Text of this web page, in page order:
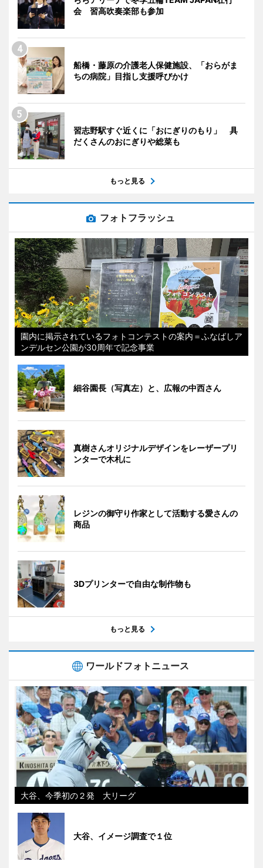
会 習高吹奏楽部も参加
船橋・藤原の介護老人保健施設、「おらがま
ちの病院」目指し支援呼びかけ
習志野駅すぐ近くに「おにぎりのもり」 具
だくさんのおにぎりや総菜も
もっと見る
フォトフラッシュ
園内に掲示されているフォトコンテストの案内＝ふなばしア
ンデルセン公園が30周年で記念事業
細谷園長（写真左）と、広報の中西さん
真樹さんオリジナルデザインをレーザープリ
ンターで木札に
レジンの御守り作家として活動する愛さんの
商品
3Dプリンターで自由な制作物も
もっと見る
ワールドフォトニュース
大谷、今季初の２発 大リーグ
大谷、イメージ調査で１位